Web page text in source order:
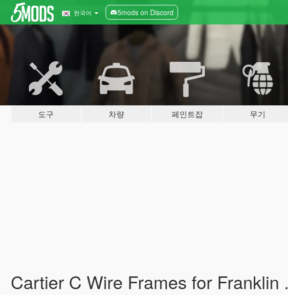
한국어 5mods on Discord
도구 차량 페인트잡 무기
Cartier C Wire Frames for Franklin .